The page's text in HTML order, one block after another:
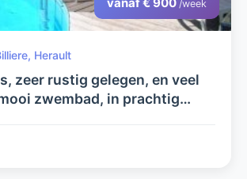
/week
Herault
zeer rustig gelegen, en veel
zwembad, in prachtig